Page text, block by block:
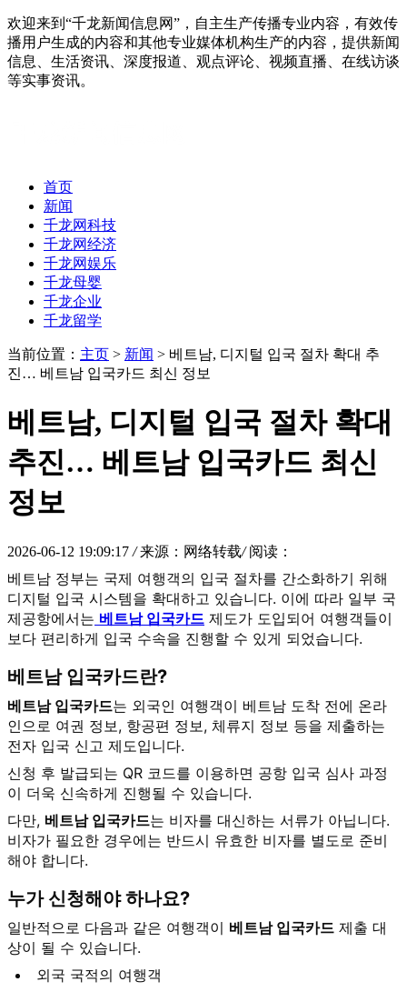
欢迎来到“千龙新闻信息网”，自主生产传播专业内容，有效传
播用户生成的内容和其他专业媒体机构生产的内容，提供新闻
信息、生活资讯、深度报道、观点评论、视频直播、在线访谈
等实事资讯。
首页
新闻
千龙网科技
千龙网经济
千龙网娱乐
千龙母婴
千龙企业
千龙留学
当前位置： 主页 > 新闻 > 베트남, 디지털 입국 절차 확대 추
진… 베트남 입국카드 최신 정보
베트남, 디지털 입국 절차 확대
추진… 베트남 입국카드 최신
정보
2026-06-12 19:09:17 / 来源：网络转载/ 阅读：
베트남 정부는 국제 여행객의 입국 절차를 간소화하기 위해
디지털 입국 시스템을 확대하고 있습니다. 이에 따라 일부 국
제공항에서는 베트남 입국카드 제도가 도입되어 여행객들이
보다 편리하게 입국 수속을 진행할 수 있게 되었습니다.
베트남 입국카드란?
베트남 입국카드는 외국인 여행객이 베트남 도착 전에 온라
인으로 여권 정보, 항공편 정보, 체류지 정보 등을 제출하는
전자 입국 신고 제도입니다.
신청 후 발급되는 QR 코드를 이용하면 공항 입국 심사 과정
이 더욱 신속하게 진행될 수 있습니다.
다만, 베트남 입국카드는 비자를 대신하는 서류가 아닙니다.
비자가 필요한 경우에는 반드시 유효한 비자를 별도로 준비
해야 합니다.
누가 신청해야 하나요?
일반적으로 다음과 같은 여행객이 베트남 입국카드 제출 대
상이 될 수 있습니다.
외국 국적의 여행객